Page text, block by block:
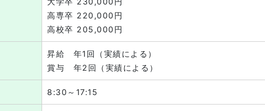
高専卒 220,000円
高校卒 205,000円
昇給 年1回（実績による）
賞与 年2回（実績による）
8:30～17:15